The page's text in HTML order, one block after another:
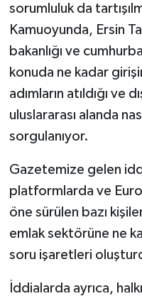
sorumluluk da
Kamuoyunda, Ersin
bakanlığı ve
konuda ne kadar
adımların atıldığı ve
uluslararası alanda
sorgulanıyor.
Gazetemize gelen
platformlarda ve
öne sürülen bazı
emlak sektörüne ne
soru işaretleri
İddialarda ayrıca,